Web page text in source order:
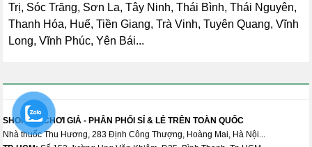
Trị, Sóc Trăng, Sơn La, Tây Ninh, Thái Bình, Thái Nguyên,
Thanh Hóa, Huế, Tiền Giang, Trà Vinh, Tuyên Quang, Vĩnh
Long, Vĩnh Phúc, Yên Bái...
SHOP ĐỒ CHƠI GIẢ - PHÂN PHỐI SỈ & LẺ TRÊN TOÀN QUỐC
Nhà thuốc Thu Hương, 283 Định Công Thượng, Hoàng Mai, Hà Nội...